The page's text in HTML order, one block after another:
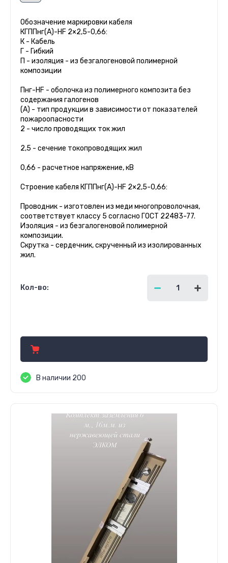
Обозначение маркировки кабеля
КГППнг(A)-HF 2×2,5-0,66:
К - Кабель
Г - Гибкий
П - изоляция - из безгалогеновой полимерной
композиции
Пнг-HF - оболочка из полимерного композита без
содержания галогенов
(A) - тип продукции в зависимости от показателей
пожароопасности
2 - число проводящих ток жил
2,5 - сечение токопроводящих жил
0,66 - расчетное напряжение, кВ
Строение кабеля КГППнг(А)-HF 2×2,5-0,66:
Проводник - изготовлен из меди многопроволочная,
соответствует классу 5 согласно ГОСТ 22483-77.
Изоляция - из безгалогеновой полимерной
композиции.
Скрутка - сердечник, скрученный из изолированных
жил.
Кол-во:
В наличии 200